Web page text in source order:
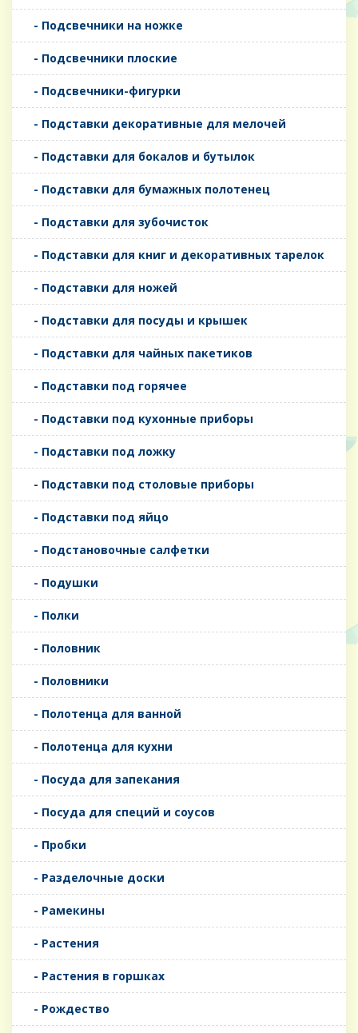
- Подсвечники на ножке
- Подсвечники плоские
- Подсвечники-фигурки
- Подставки декоративные для мелочей
- Подставки для бокалов и бутылок
- Подставки для бумажных полотенец
- Подставки для зубочисток
- Подставки для книг и декоративных тарелок
- Подставки для ножей
- Подставки для посуды и крышек
- Подставки для чайных пакетиков
- Подставки под горячее
- Подставки под кухонные приборы
- Подставки под ложку
- Подставки под столовые приборы
- Подставки под яйцо
- Подстановочные салфетки
- Подушки
- Полки
- Половник
- Половники
- Полотенца для ванной
- Полотенца для кухни
- Посуда для запекания
- Посуда для специй и соусов
- Пробки
- Разделочные доски
- Рамекины
- Растения
- Растения в горшках
- Рождество